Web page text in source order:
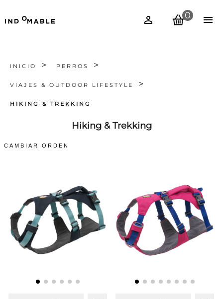
0
INICIO PERROS
VIAJES & OUTDOOR LIFESTYLE
HIKING & TREKKING
Hiking & Trekking